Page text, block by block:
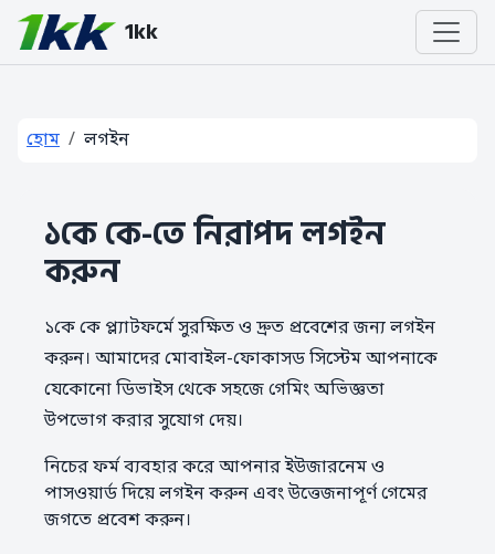
1kk
হোম লগইন
১কে কে-তে নিরাপদ লগইন
করুন
১কে কে প্ল্যাটফর্মে সুরক্ষিত ও দ্রুত প্রবেশের জন্য লগইন
করুন। আমাদের মোবাইল-ফোকাসড সিস্টেম আপনাকে
যেকোনো ডিভাইস থেকে সহজে গেমিং অভিজ্ঞতা
উপভোগ করার সুযোগ দেয়।
নিচের ফর্ম ব্যবহার করে আপনার ইউজারনেম ও
পাসওয়ার্ড দিয়ে লগইন করুন এবং উত্তেজনাপূর্ণ গেমের
জগতে প্রবেশ করুন।